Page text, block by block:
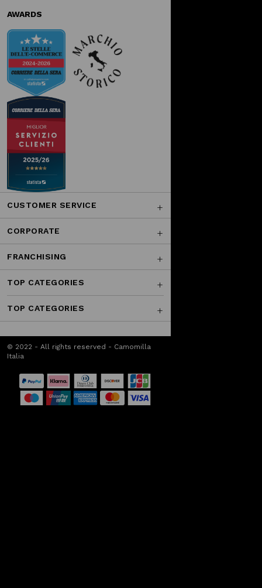
AWARDS
CUSTOMER SERVICE
CORPORATE
FRANCHISING
TOP CATEGORIES
TOP CATEGORIES
© 2022 - All rights reserved - Camomilla
Italia